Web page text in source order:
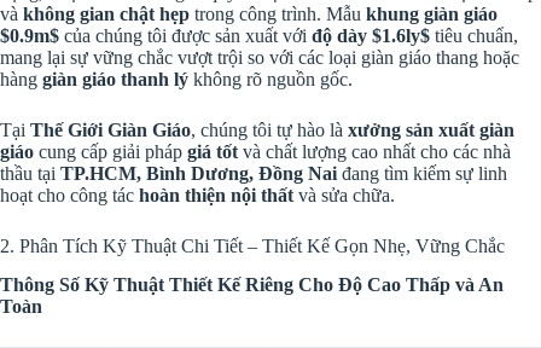
và không gian chật hẹp trong công trình. Mẫu khung giàn giáo
$0.9m$ của chúng tôi được sản xuất với độ dày $1.6ly$ tiêu chuẩn,
mang lại sự vững chắc vượt trội so với các loại giàn giáo thang hoặc
hàng giàn giáo thanh lý không rõ nguồn gốc.
Tại Thế Giới Giàn Giáo, chúng tôi tự hào là xưởng sản xuất giàn
giáo cung cấp giải pháp giá tốt và chất lượng cao nhất cho các nhà
thầu tại TP.HCM, Bình Dương, Đồng Nai đang tìm kiếm sự linh
hoạt cho công tác hoàn thiện nội thất và sửa chữa.
2. Phân Tích Kỹ Thuật Chi Tiết – Thiết Kế Gọn Nhẹ, Vững Chắc
Thông Số Kỹ Thuật Thiết Kế Riêng Cho Độ Cao Thấp và An
Toàn